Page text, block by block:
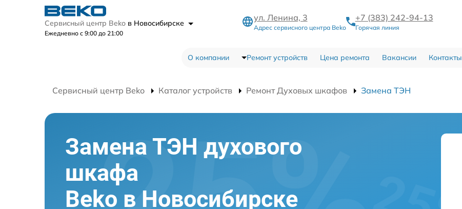
Сервисный центр Beko в Новосибирске
Ежедневно с 9:00 до 21:00
ул. Ленина, 3
Адрес сервисного центра Beko
+7 (383) 242-94-13
Горячая линия
О компании Ремонт устройств Цена ремонта Вакансии Контакты
Сервисный центр Beko Каталог устройств Ремонт Духовых шкафов Замена ТЭН
Замена ТЭН духового
шкафа
Beko в Новосибирске